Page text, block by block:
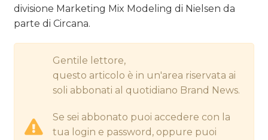
RICERCHE
divisione Marketing Mix Modeling di Nielsen da
parte di Circana.
Gentile lettore,
questo articolo è in un'area riservata ai
soli abbonati al quotidiano Brand News.
Se sei abbonato puoi accedere con la
tua login e password, oppure puoi